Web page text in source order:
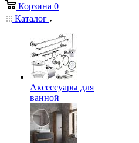
Корзина 0
Каталог
Аксессуары для
ванной